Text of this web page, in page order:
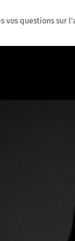
vos questions